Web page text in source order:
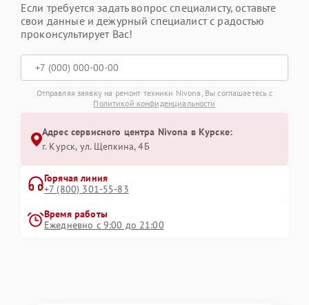
Если требуется задать вопрос специалисту, оставьте
свои данные и дежурный специалист с радостью
проконсультирует Вас!
Отправляя заявку на ремонт техники Nivona, Вы соглашаетесь с
Политикой конфиденциальности
Адрес сервисного центра Nivona в Курске:
г. Курск, ул. Щепкина, 4Б
Горячая линия
+7 (800) 301-55-83
Время работы
Ежедневно с 9:00 до 21:00